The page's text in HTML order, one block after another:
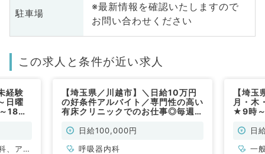
駐車場
※最新情報を確認いたしますので
お問い合わせください
この求人と条件が近い求人
経験
日曜
18時
、アレ
【埼玉県／川越市】＼日給10万円
の好条件アルバイト／専門性の高い
有床クリニックでのお仕事◎毎週月
できる方の募集！！外来・病棟管理
日給100,000円
呼吸器内科
【埼
月・木
★9時
す！(
日
一